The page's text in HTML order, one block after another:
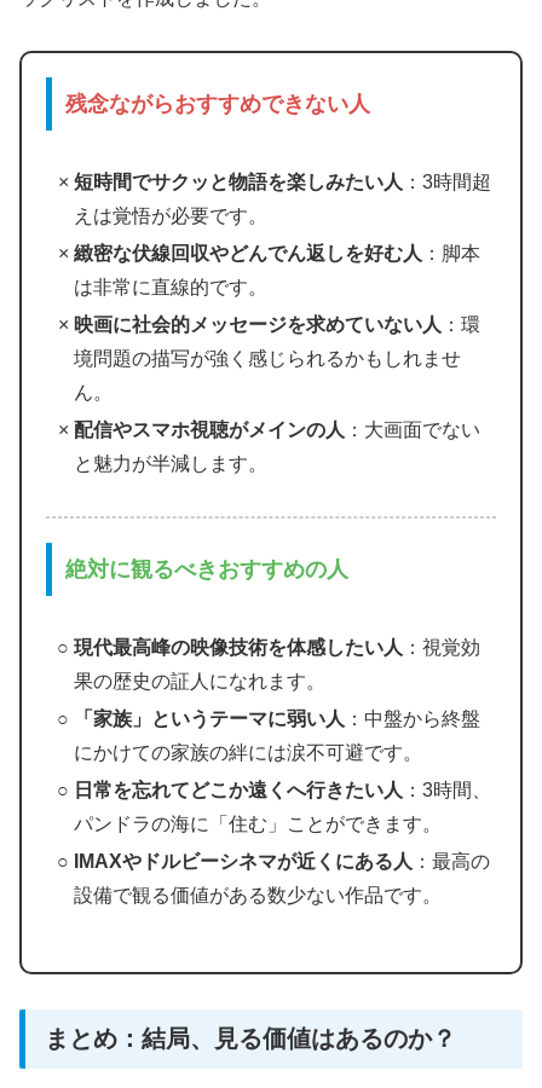
残念ながらおすすめできない人
短時間でサクッと物語を楽しみたい人 ：3時間超
えは覚悟が必要です。
緻密な伏線回収やどんでん返しを好む人 ：脚本
は非常に直線的です。
映画に社会的メッセージを求めていない人 ：環
境問題の描写が強く感じられるかもしれませ
ん。
配信やスマホ視聴がメインの人 ：大画面でない
と魅力が半減します。
絶対に観るべきおすすめの人
現代最高峰の映像技術を体感したい人 ：視覚効
果の歴史の証人になれます。
「家族」というテーマに弱い人 ：中盤から終盤
にかけての家族の絆には涙不可避です。
日常を忘れてどこか遠くへ行きたい人 ：3時間、
パンドラの海に「住む」ことができます。
IMAXやドルビーシネマが近くにある人 ：最高の
設備で観る価値がある数少ない作品です。
まとめ：結局、見る価値はあるのか？